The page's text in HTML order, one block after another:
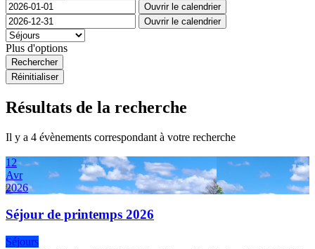
Ouvrir le calendrier
Ouvrir le calendrier
Plus d'options
Rechercher
Réinitialiser
Résultats de la recherche
Il y a 4 évènements correspondant à votre recherche
12
Avr
2026
Séjour de printemps 2026
Séjours